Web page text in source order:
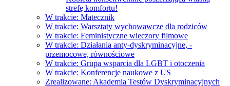
strefę komfortu!
W trakcie: Matecznik
W trakcie: Warsztaty wychowawcze dla rodziców
W trakcie: Feministyczne wieczory filmowe
W trakcie: Działania anty-dyskryminacyjne, -
przemocowe, równościowe
W trakcie: Grupa wsparcia dla LGBT i otoczenia
W trakcie: Konferencje naukowe z US
Zrealizowane: Akademia Testów Dyskryminacyjnych